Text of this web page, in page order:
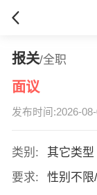
报关/全职
面议
发布时间:2026-
类别:
其它类型
要求:
性别不